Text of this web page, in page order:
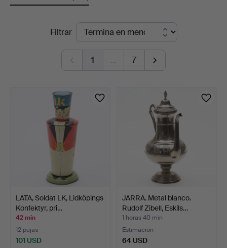
SubastasFiltrar
1 … 7
LATA, Soldat LK, Lidköpings
Konfektyr, pri…
42 min
12 pujas
101 USD
JARRA. Metal blanco.
Rudolf Zibell, Eskils…
1 horas 40 min
Estimación
64 USD